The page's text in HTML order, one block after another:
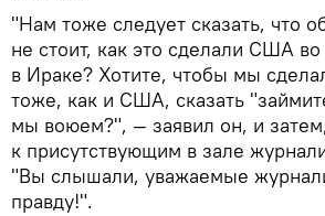
"Нам тоже следует сказать, что
не стоит, как это сделали США
в Ираке? Хотите, чтобы мы
тоже, как и США, сказать
мы воюем?", — заявил он, и
к присутствующим в зале
"Вы слышали, уважаемые
правду!".